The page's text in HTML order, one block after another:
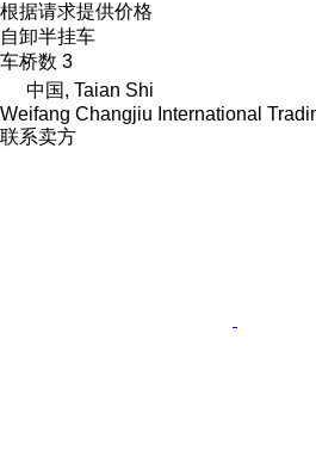
根据请求提供价格
自卸半挂车
车桥数 3
中国, Taian Shi
Weifang Changjiu International
联系卖方